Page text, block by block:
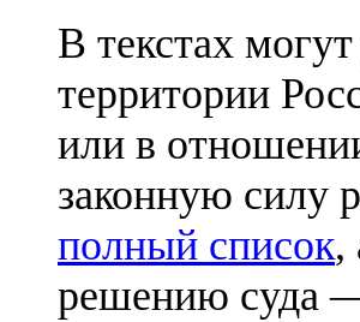
В текстах
территории
или в
законную силу
полный список,
решению суда